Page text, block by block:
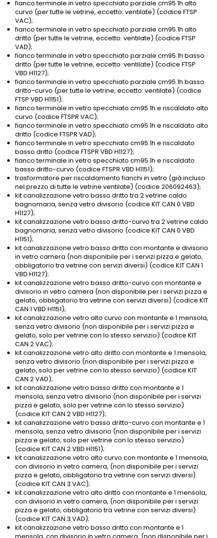
fianco terminale in vetro specchiato parziale cm95.1h alto
curvo (per tutte le vetrine, eccetto: ventilate) (codice FTSP
VAC);
fianco terminale in vetro specchiato parziale cm95.1h alto
dritto (per tutte le vetrine, eccetto: ventilate) (codice FTSP
VAD);
fianco terminale in vetro specchiato parziale cm95.1h basso
dritto (per tutte le vetrine, eccetto: ventilate) (codice FTSP
VBD H1127);
fianco terminale in vetro specchiato parziale cm95.1h basso
dritto-curvo (per tutte le vetrine, eccetto: ventilate) (codice
FTSP VBD H1151);
fianco terminale in vetro specchiato cm95.1h e riscaldato alto
curvo (codice FTSPR VAC);
fianco terminale in vetro specchiato cm95.1h e riscaldato alto
dritto (codice FTSPR VAD);
fianco terminale in vetro specchiato cm95.1h e riscaldato
basso dritto (codice FTSPR VBD H1127);
fianco terminale in vetro specchiato cm95.1h e riscaldato
basso dritto-curvo (codice FTSPR VBD H1151);
trasformatore per riscaldamento fianchi in vetro (già incluso
nel prezzo di tutte le vetrine ventilate) (codice 206092463);
kit canalizzazione vetro basso dritto tra 2 vetrine caldo
bagnomaria, senza vetro divisorio (codice KIT CAN 0 VBD
H1127);
kit canalizzazione vetro basso dritto-curvo tra 2 vetrine caldo
bagnomaria, senza vetro divisorio (codice KIT CAN 0 VBD
H1151);
kit canalizzazione vetro basso dritto con montante e divisorio
in vetro camera (non disponibile per i servizi pizza e gelato,
obbligatorio tra vetrine con servizi diversi) (codice KIT CAN 1
VBD H1127);
kit canalizzazione vetro basso dritto-curvo con montante e
divisorio in vetro camera (non disponibile per i servizi pizza e
gelato, obbligatorio tra vetrine con servizi diversi) (codice KIT
CAN 1 VBD H1151);
kit canalizzazione vetro alto curvo con montante e 1 mensola,
senza vetro divisorio (non disponibile per i servizi pizza e
gelato, solo per vetrine con lo stesso servizio) (codice KIT
CAN 2 VAC);
kit canalizzazione vetro alto dritto con montante e 1 mensola,
senza vetro divisorio (non disponibile per i servizi pizza e
gelato, solo per vetrine con lo stesso servizio) (codice KIT
CAN 2 VAD);
kit canalizzazione vetro basso dritto con montante e 1
mensola, senza vetro divisorio (non disponibile per i servizi
pizza e gelato, solo per vetrine con lo stesso servizio)
(codice KIT CAN 2 VBD H1127);
kit canalizzazione vetro basso dritto-curvo con montante e 1
mensola, senza vetro divisorio (non disponibile per i servizi
pizza e gelato, solo per vetrine con lo stesso servizio)
(codice KIT CAN 2 VBD H1151);
kit canalizzazione vetro alto curvo con montante e 1 mensola,
con divisorio in vetro camera, (non disponibile per i servizi
pizza e gelato, obbligatorio tra vetrine con servizi diversi)
(codice KIT CAN 3 VAC);
kit canalizzazione vetro alto dritto con montante e 1 mensola,
con divisorio in vetro camera, (non disponibile per i servizi
pizza e gelato, obbligatorio tra vetrine con servizi diversi)
(codice KIT CAN 3 VAD);
kit canalizzazione vetro basso dritto con montante e 1